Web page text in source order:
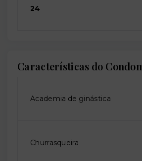
24
Características do
Academia de ginástica
Churrasqueira